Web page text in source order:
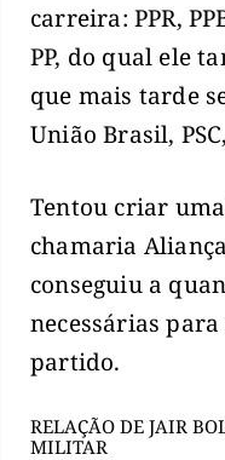
carreira: PPR,
PP, do qual ele
que mais tarde
União Brasil,
Tentou criar
chamaria
conseguiu a
necessárias
partido.
RELAÇÃO DE JAIR
MILITAR